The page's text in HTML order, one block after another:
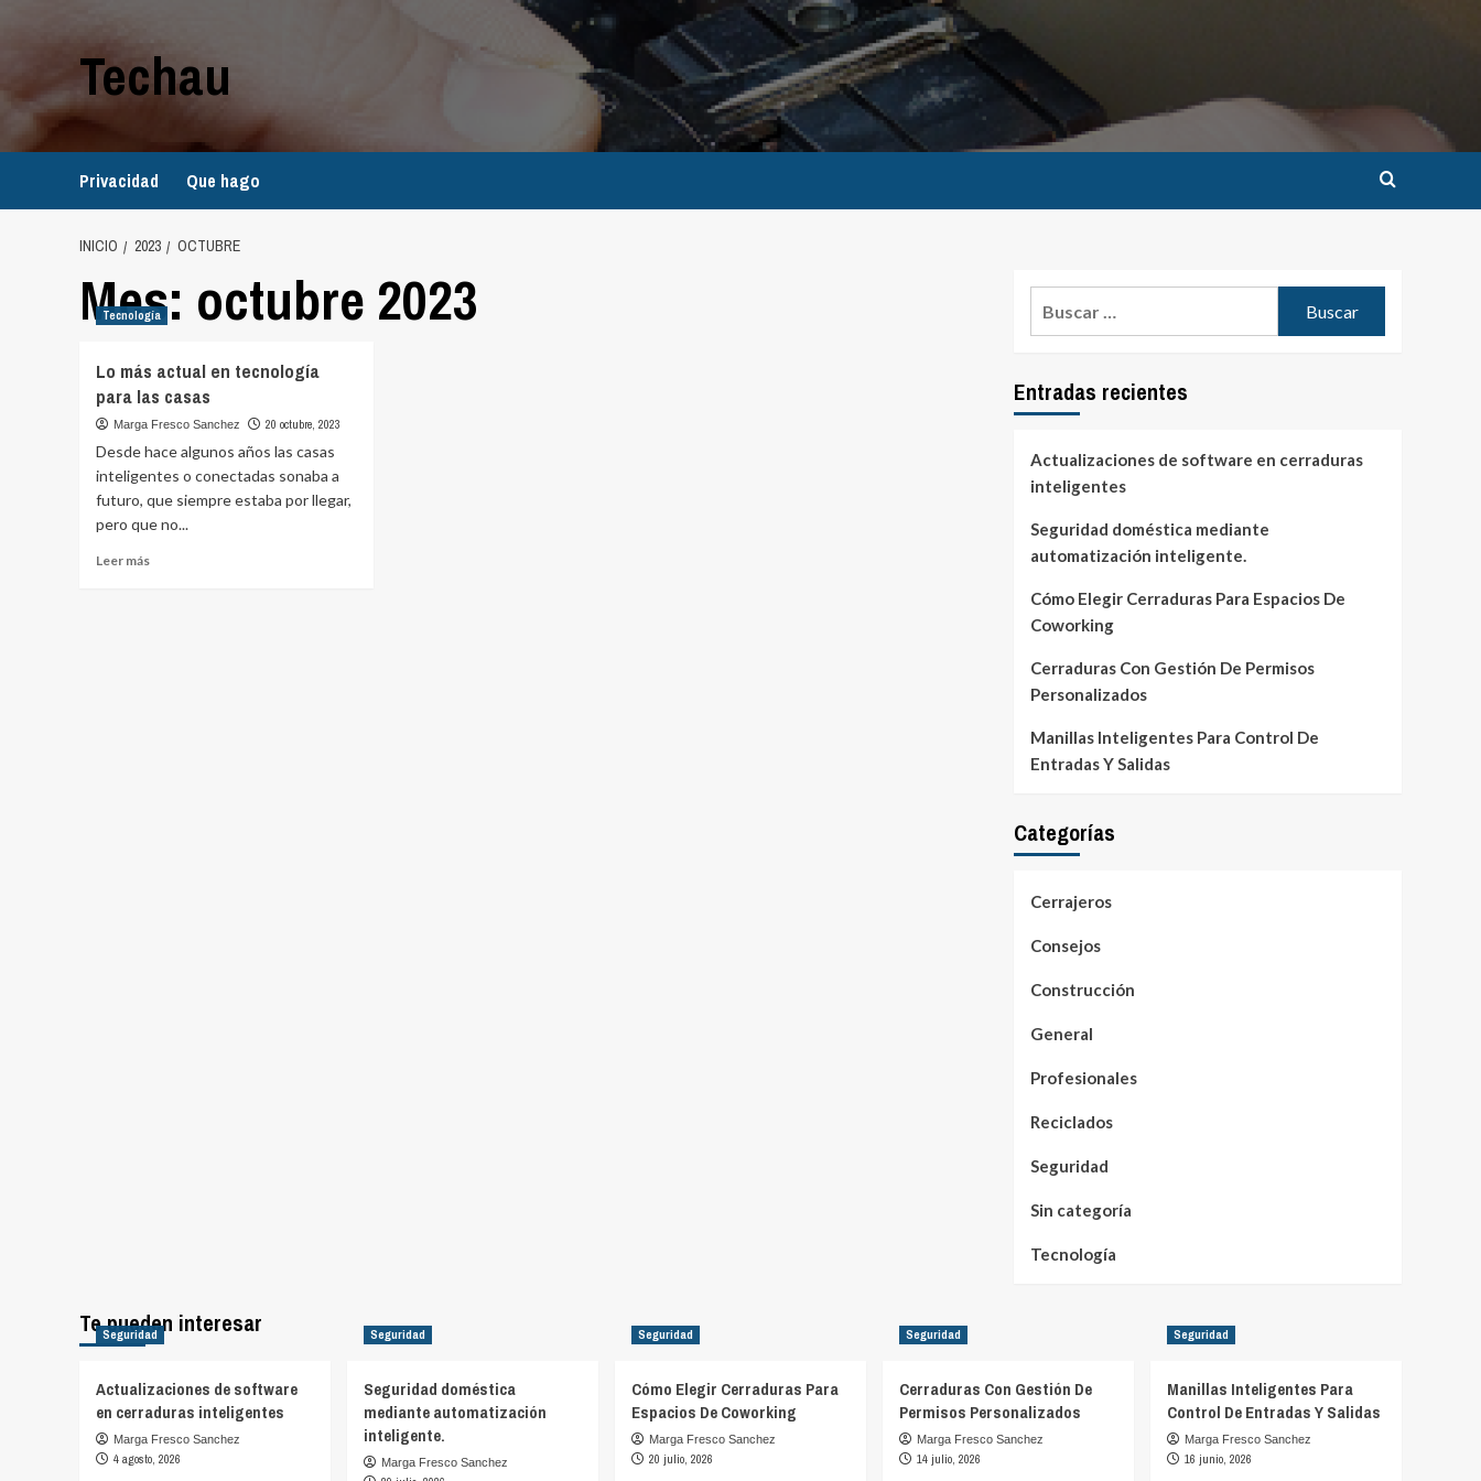
Techau
Privacidad Que hago
INICIO 2023 OCTUBRE
Mes: octubre 2023
Tecnología
Lo más actual en tecnología
para las casas
Marga Fresco Sanchez 20 octubre, 2023
Desde hace algunos años las casas
inteligentes o conectadas sonaba a
futuro, que siempre estaba por llegar,
pero que no...
Leer más
Entradas recientes
Actualizaciones de software en cerraduras
inteligentes
Seguridad doméstica mediante
automatización inteligente.
Cómo Elegir Cerraduras Para Espacios De
Coworking
Cerraduras Con Gestión De Permisos
Personalizados
Manillas Inteligentes Para Control De
Entradas Y Salidas
Categorías
Cerrajeros
Consejos
Construcción
General
Profesionales
Reciclados
Seguridad
Sin categoría
Tecnología
Te pueden interesar
Seguridad
Actualizaciones de software
en cerraduras inteligentes
Marga Fresco Sanchez
4 agosto, 2026
Seguridad
Seguridad doméstica
mediante automatización
inteligente.
Marga Fresco Sanchez
Seguridad
Cómo Elegir Cerraduras Para
Espacios De Coworking
Marga Fresco Sanchez
20 julio, 2026
Seguridad
Cerraduras Con Gestión De
Permisos Personalizados
Marga Fresco Sanchez
14 julio, 2026
Seguridad
Manillas Inteligentes Para
Control De Entradas Y Salidas
Marga Fresco Sanchez
16 junio, 2026